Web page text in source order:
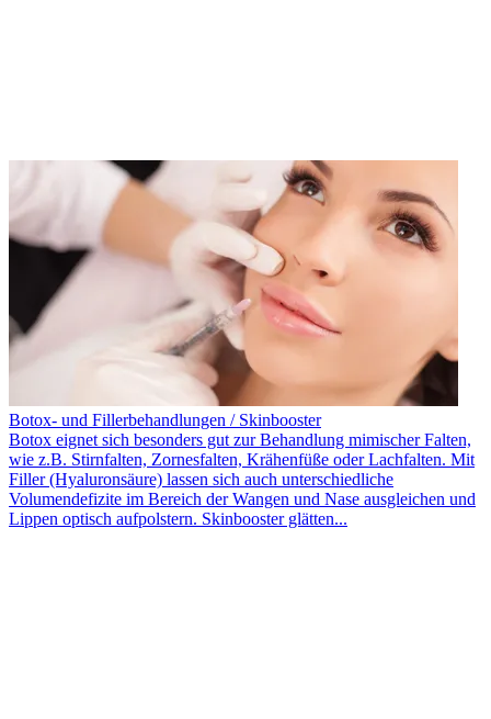
Botox- und Fillerbehandlungen / Skinbooster
Botox eignet sich besonders gut zur Behandlung mimischer Falten,
wie z.B. Stirnfalten, Zornesfalten, Krähenfüße oder Lachfalten. Mit
Filler (Hyaluronsäure) lassen sich auch unterschiedliche
Volumendefizite im Bereich der Wangen und Nase ausgleichen und
Lippen optisch aufpolstern. Skinbooster glätten...